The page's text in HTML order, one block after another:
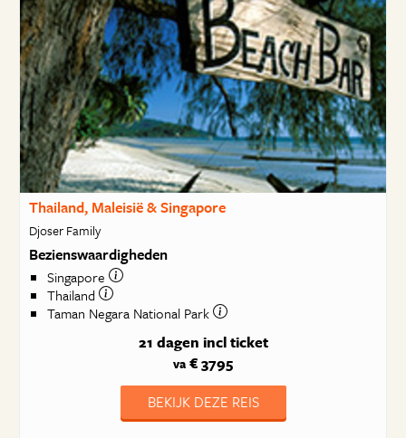
Thailand, Maleisië & Singapore
Djoser Family
Bezienswaardigheden
Singapore
Thailand
Taman Negara National Park
21 dagen incl ticket
va € 3795
BEKIJK DEZE REIS